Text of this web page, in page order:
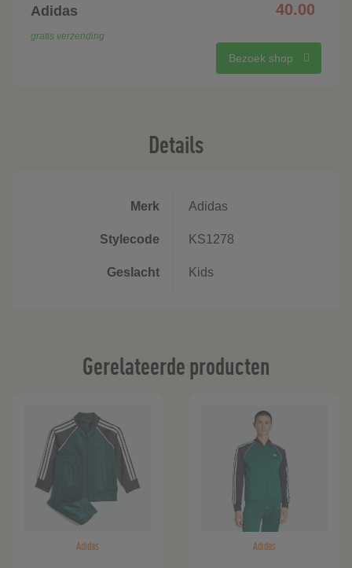
Adidas 40.00
gratis verzending
Bezoek shop
Details
Merk Adidas
Stylecode KS1278
Geslacht Kids
Gerelateerde producten
Adidas Adidas